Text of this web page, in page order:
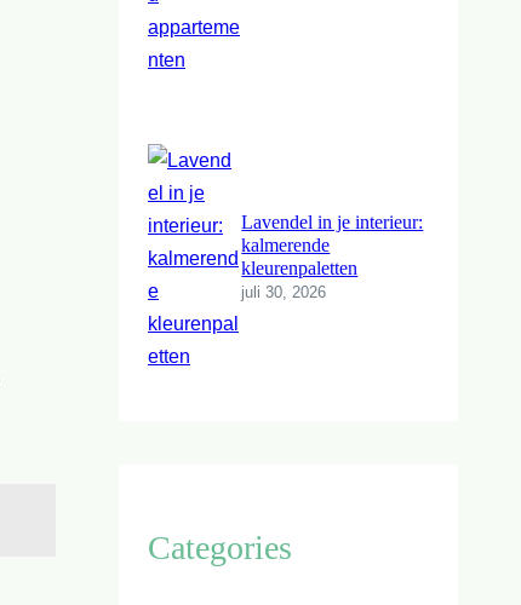
Lavendel in je interieur:
kalmerende
kleurenpaletten
juli 30, 2026
Categories